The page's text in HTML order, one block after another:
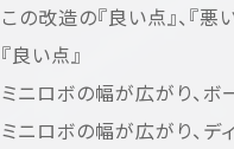
この改造の『良い点』、『
『良い点』
ミニロボの幅が広がり、ボ
ミニロボの幅が広がり、デ